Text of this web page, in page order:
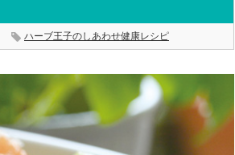
ハーブ王子のしあわせ健康レシピ